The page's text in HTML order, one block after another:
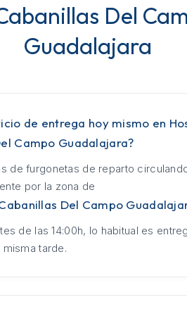
Del
Guadalajara
de entrega hoy mismo en
Campo Guadalajara?
de furgonetas de reparto
por la zona de
Del Campo
de las 14:00h, lo habitual es
tarde.